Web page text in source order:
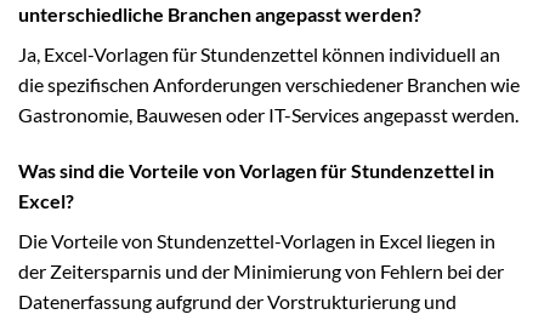
unterschiedliche Branchen angepasst werden?
Ja, Excel-Vorlagen für Stundenzettel können individuell an
die spezifischen Anforderungen verschiedener Branchen wie
Gastronomie, Bauwesen oder IT-Services angepasst werden.
Was sind die Vorteile von Vorlagen für Stundenzettel in
Excel?
Die Vorteile von Stundenzettel-Vorlagen in Excel liegen in
der Zeitersparnis und der Minimierung von Fehlern bei der
Datenerfassung aufgrund der Vorstrukturierung und